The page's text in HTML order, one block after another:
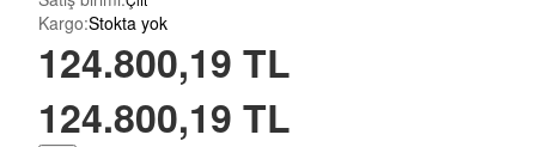
Kargo:Stokta yok
124.800,19 TL
124.800,19 TL